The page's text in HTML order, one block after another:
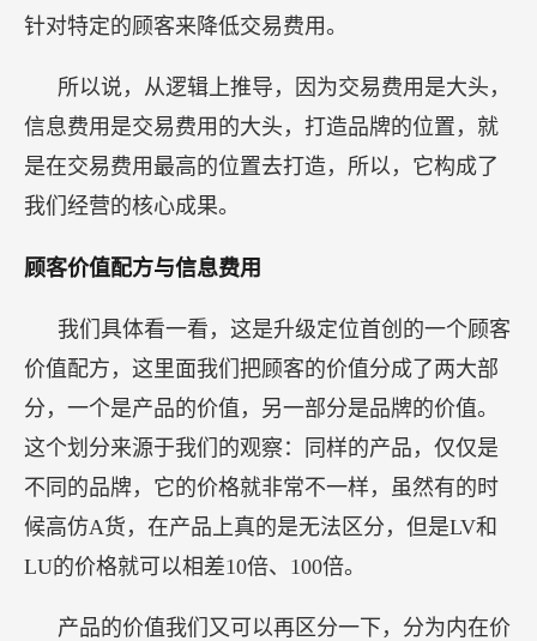
针对特定的顾客来降低交易费用。
所以说，从逻辑上推导，因为交易费用是大头，
信息费用是交易费用的大头，打造品牌的位置，就
是在交易费用最高的位置去打造，所以，它构成了
我们经营的核心成果。
顾客价值配方与信息费用
我们具体看一看，这是升级定位首创的一个顾客
价值配方，这里面我们把顾客的价值分成了两大部
分，一个是产品的价值，另一部分是品牌的价值。
这个划分来源于我们的观察：同样的产品，仅仅是
不同的品牌，它的价格就非常不一样，虽然有的时
候高仿A货，在产品上真的是无法区分，但是LV和
LU的价格就可以相差10倍、100倍。
产品的价值我们又可以再区分一下，分为内在价